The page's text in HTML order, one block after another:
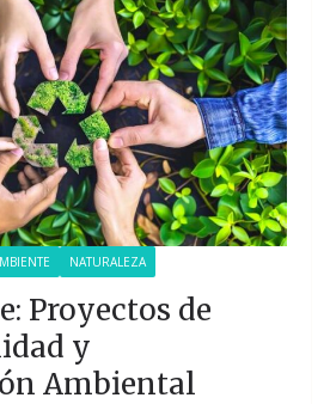
NATURALEZA
Proyectos de
y
Ambiental